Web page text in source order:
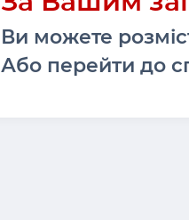
Ви можете
Або перейти до